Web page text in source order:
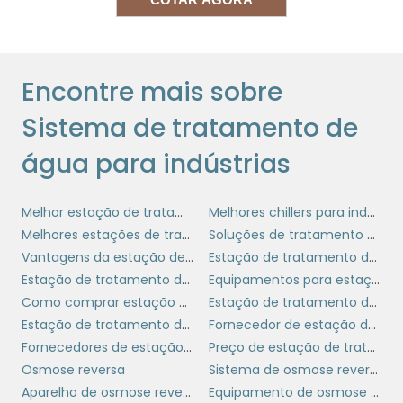
eficientes para tratar águas residuais
e inorgânicos, atendendo a rigorosos padrões
ambientais.
Investir em tecnologias avançadas de
tratamento de água não apenas garante a
conformidade com as normas ambientais,
mas também proporcionavantagens
econômicas, reduzindo custos de operação
e manutenção. Com isso, as indústrias podem
otimizar seus processos e aumentar sua
competitividade no mercado.
BENEFÍCIOS ECONÔMICOS E
AMBIENTAIS
Encontre mais sobre
Sistema de tratamento de
água para indústrias
Melhor estação de tratamento de efluentes para indústria
Melhores chillers para indústrias
Melhores estações de tratamento de água do mercado
Soluções de tratamento de água com osmose reversa
Vantagens da estação de tratamento de efluentes
Estação de tratamento de água
Estação de tratamento de efluentes
Equipamentos para estação de tratamento de água
Como comprar estação de tratamento de efluentes
Estação de tratamento de efluentes para empresas
Estação de tratamento de água para pequenas indústrias
Fornecedor de estação de tratamento de água para empresas
Fornecedores de estação de tratamento de efluentes
Preço de estação de tratamento de efluentes industrial
Osmose reversa
Sistema de osmose reversa
Aparelho de osmose reversa
Equipamento de osmose reversa